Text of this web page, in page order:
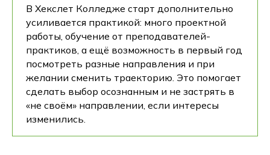
В Хекслет Колледже старт дополнительно
усиливается практикой: много проектной
работы, обучение от преподавателей-
практиков, а ещё возможность в первый год
посмотреть разные направления и при
желании сменить траекторию. Это помогает
сделать выбор осознанным и не застрять в
«не своём» направлении, если интересы
изменились.